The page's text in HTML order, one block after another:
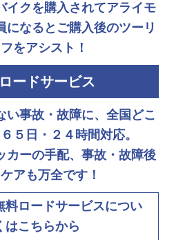
イクを購入されてアライモ
になるとご購入後のツーリ
をアシスト！
ードサービス
い事故・故障に、全国どこ
５日・２４時間対応。
カーの手配、事故・故障後
アも万全です！
料ロードサービスについ
はこちらから